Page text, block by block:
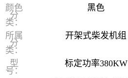
颜色
分
类：
黑色
所属
分
类：
开架式柴发机组
型
号：
标定功率380KW